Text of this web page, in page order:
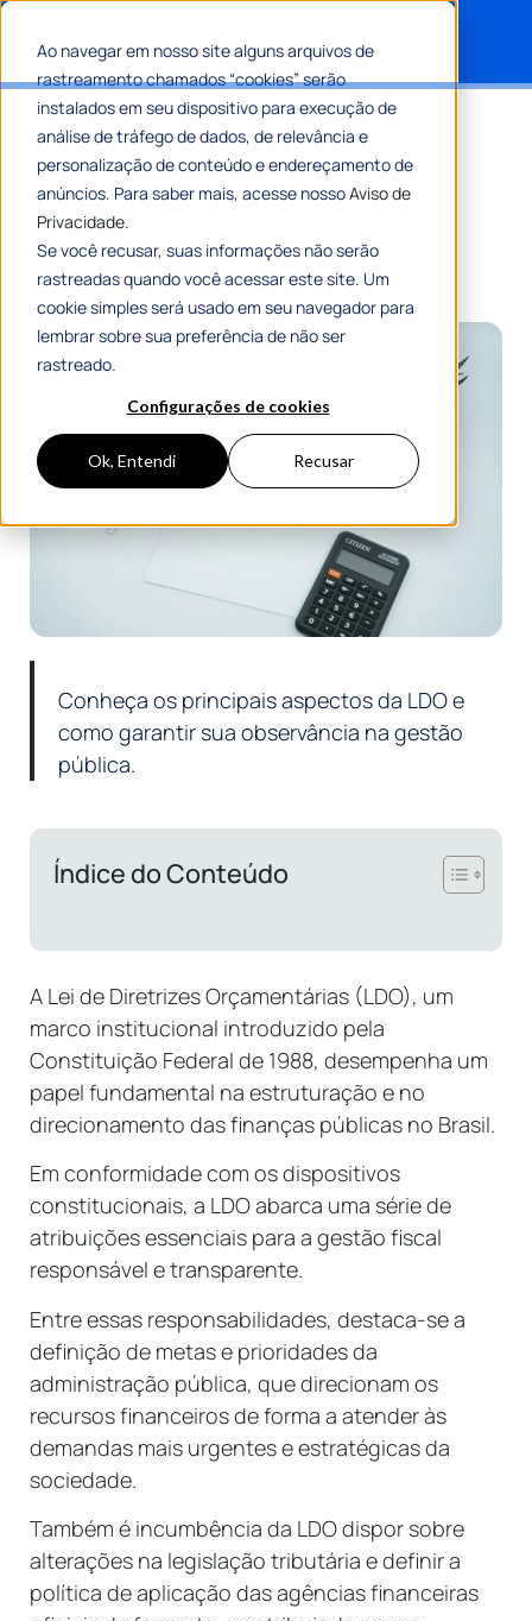
Ao navegar em nosso site alguns arquivos de
rastreamento chamados “cookies” serão
instalados em seu dispositivo para execução de
análise de tráfego de dados, de relevância e
personalização de conteúdo e endereçamento de
anúncios. Para saber mais, acesse nossoAviso de
Privacidade.
Se você recusar, suas informações não serão
rastreadas quando você acessar este site. Um
cookie simples será usado em seu navegador para
lembrar sobre sua preferência de não ser
rastreado.
Configurações de cookies
Ok, Entendi Recusar
LDO: tudo o que você precisa
saber sobre a Lei de Diretrizes
Orçamentárias!
Por Romulo Ribeiro Teixeira
09 Maio 2024
8 Min De Leitura
Conheça os principais aspectos da LDO e
como garantir sua observância na gestão
pública.
Índice do Conteúdo
A Lei de Diretrizes Orçamentárias (LDO), um
marco institucional introduzido pela
Constituição Federal de 1988, desempenha um
papel fundamental na estruturação e no
direcionamento das finanças públicas no Brasil.
Em conformidade com os dispositivos
constitucionais, a LDO abarca uma série de
atribuições essenciais para a gestão fiscal
responsável e transparente.
Entre essas responsabilidades, destaca-se a
definição de metas e prioridades da
administração pública, que direcionam os
recursos financeiros de forma a atender às
demandas mais urgentes e estratégicas da
sociedade.
Também é incumbência da LDO dispor sobre
alterações na legislação tributária e definir a
política de aplicação das agências financeiras